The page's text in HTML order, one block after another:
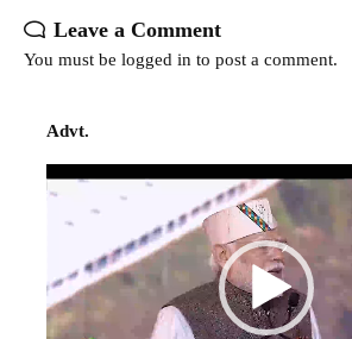
Leave a Comment
You must be logged in to post a comment.
Advt.
Video